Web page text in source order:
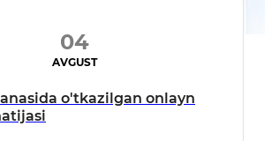
04
AVGUST
o'tkazilgan onlayn